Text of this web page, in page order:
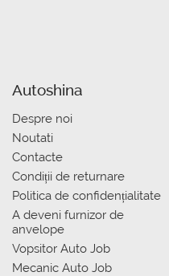
Autoshina
Despre noi
Noutati
Contacte
Condiții de returnare
Politica de confidențialitate
A deveni furnizor de
anvelope
Vopsitor Auto Job
Mecanic Auto Job